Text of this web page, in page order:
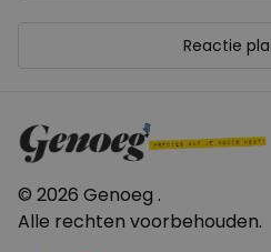
© 2026 Genoeg .
Alle rechten voorbehouden.